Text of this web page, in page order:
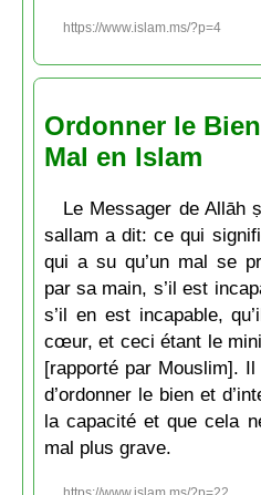
https://www.islam.ms/?p=4
Ordonner le
Mal en Islam
Le Messager de Allāh
sallam a dit: ce qui
qui a su qu’un mal se
par sa main, s’il est
s’il en est incapable,
cœur, et ceci étant le
[rapporté par Mouslim].
d’ordonner le bien et
la capacité et que cela
mal plus grave.